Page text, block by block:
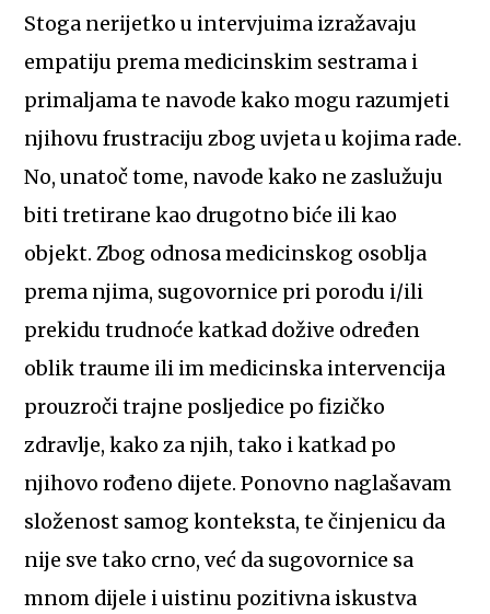
Stoga nerijetko u intervjuima izražavaju
empatiju prema medicinskim sestrama i
primaljama te navode kako mogu razumjeti
njihovu frustraciju zbog uvjeta u kojima rade.
No, unatoč tome, navode kako ne zaslužuju
biti tretirane kao drugotno biće ili kao
objekt. Zbog odnosa medicinskog osoblja
prema njima, sugovornice pri porodu i/ili
prekidu trudnoće katkad dožive određen
oblik traume ili im medicinska intervencija
prouzroči trajne posljedice po fizičko
zdravlje, kako za njih, tako i katkad po
njihovo rođeno dijete. Ponovno naglašavam
složenost samog konteksta, te činjenicu da
nije sve tako crno, već da sugovornice sa
mnom dijele i uistinu pozitivna iskustva